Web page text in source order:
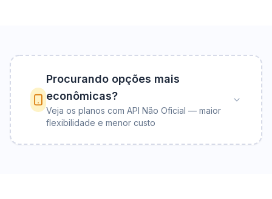
Procurando opções mais
econômicas?
Veja os planos com API Não Oficial — maior
flexibilidade e menor custo